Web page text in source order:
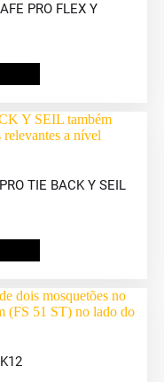
PRO FLEX Y
TIE BACK Y SEIL